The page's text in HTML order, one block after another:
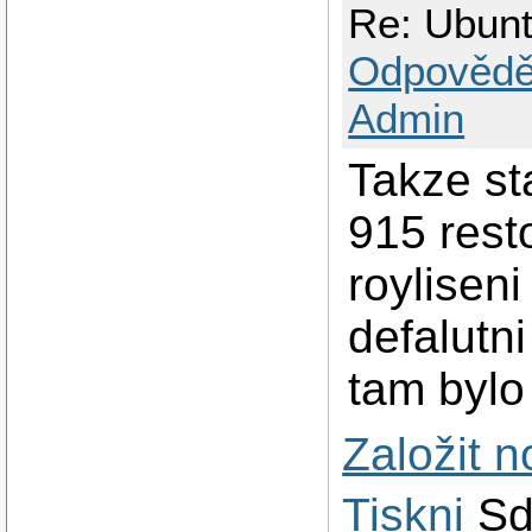
Re:
Admin
Takze
915
tam
Založit
Tiskni